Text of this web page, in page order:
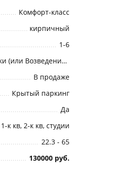
Комфорт-класс
кирпичный
1-6
Возведение коробки (или Возведение корпуса)
В продаже
Крытый паркинг
Да
1-к кв, 2-к кв, студии
22.3 - 65
130000 руб.